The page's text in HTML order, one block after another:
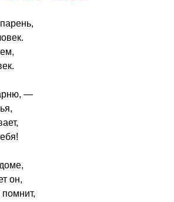
—
он,
помнит,